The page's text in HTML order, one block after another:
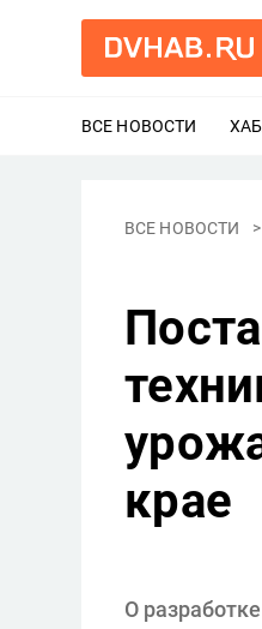
ВСЕ НОВОСТИ
ВСЕ НОВОСТИ
крае
О